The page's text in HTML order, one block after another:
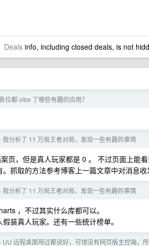
Dealsinfo, including closed deals, is not
位都 vibe 了哪些有趣的应用？
› 我分析了 11 万局王者对局，发现一些有趣的事情
页，但是真人玩家都是 0 。 不过页面上能
抓取的方法参考博客上一篇文章中对消息收
› 我分析了 11 万局王者对局，发现一些有趣的事情
，不过其实什么库都可以。
装真人玩家。还有一些统计榜单。
› UU 远程桌面用过都说好，可惜没有网页版主控端，